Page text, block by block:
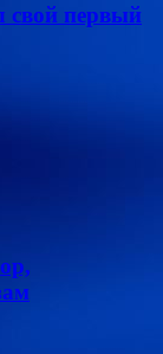
свой первый